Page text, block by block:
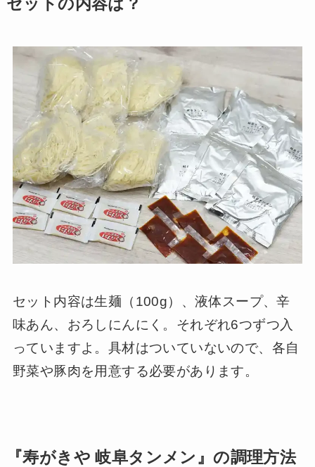
セットの内容は？
セット内容は生麺（100g）、液体スープ、辛
味あん、おろしにんにく。それぞれ6つずつ入
っていますよ。具材はついていないので、各自
野菜や豚肉を用意する必要があります。
『寿がきや 岐阜タンメン』の調理方法